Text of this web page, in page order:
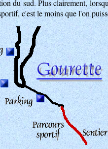
du sud. Plus clairement,
c'est le moins que l'on